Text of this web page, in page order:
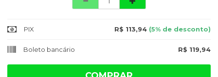
PIX R$ 113,94 (5% de desconto)
Boleto bancário R$ 119,94